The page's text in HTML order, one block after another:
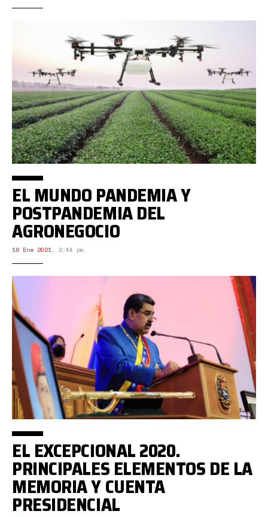
EL MUNDO PANDEMIA Y
POSTPANDEMIA DEL
AGRONEGOCIO
16 Ene 2021, 2:44 pm.
EL EXCEPCIONAL 2020.
PRINCIPALES ELEMENTOS DE LA
MEMORIA Y CUENTA
PRESIDENCIAL